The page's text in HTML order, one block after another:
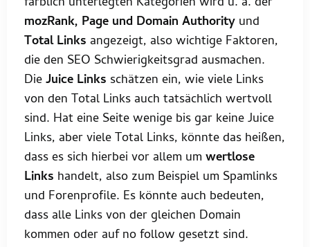
mozRank, Page und Domain Authority und
Total Links angezeigt, also wichtige Faktoren,
die den SEO Schwierigkeitsgrad ausmachen.
DieJuice Links schätzen ein, wie viele Links
von den Total Links auch tatsächlich wertvoll
sind. Hat eine Seite wenige bis gar keine Juice
Links, aber viele Total Links, könnte das heißen,
dass es sich hierbei vor allem um wertlose
Links handelt, also zum Beispiel um Spamlinks
und Forenprofile. Es könnte auch bedeuten,
dass alle Links von der gleichen Domain
kommen oder auf no follow gesetzt sind.